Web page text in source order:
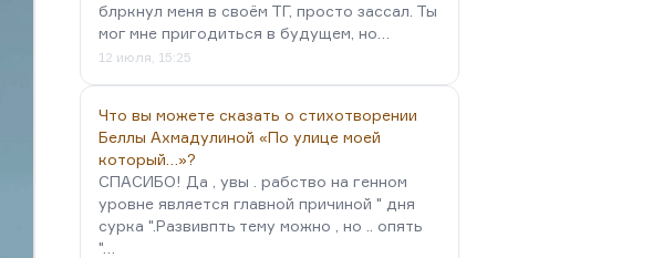
блркнул меня в своём ТГ, просто зассал. Ты
мог мне пригодиться в будущем, но…
12 июля, 15:25
Что вы можете сказать о стихотворении
Беллы Ахмадулиной «По улице моей
который…»?
СПАСИБО! Да , увы . рабство на генном
уровне является главной причиной " дня
сурка ".Развивпть тему можно , но .. опять
"…